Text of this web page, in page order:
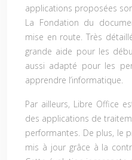
applications proposées
La Fondation du
mise en route. Très
grande aide pour les
aussi adapté pour les
apprendre l’informatique.
Par ailleurs, Libre Office
des applications de
performantes. De plus, le
mis à jour grâce à la